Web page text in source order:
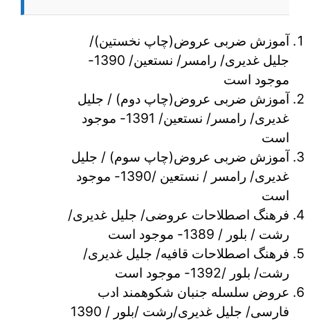
آموزش ضربی عروض(چاپ نخستین)/
جلیل غدیری/ رامسر/ نستعین/ 1390-
موجود است
آموزش ضربی عروض(چاپ دوم) / جلیل
غدیری/ رامسر/ نستعین/ 1391- موجود
است
آموزش ضربی عروض(چاپ سوم) / جلیل
غدیری/ رامسر / نستعین /1390- موجود
است
فرهنگ اصطلاحات عروضی/ جلیل غدیری/
رشت / بلور / 1389- موجود است
فرهنگ اصطلاحات قافیه/ جلیل غدیری/
رشت/ بلور /1392- موجود است
عروض سلسله جنبان شکوهمند ادب
فارسی/ جلیل غدیری/رشت /بلور / 1390